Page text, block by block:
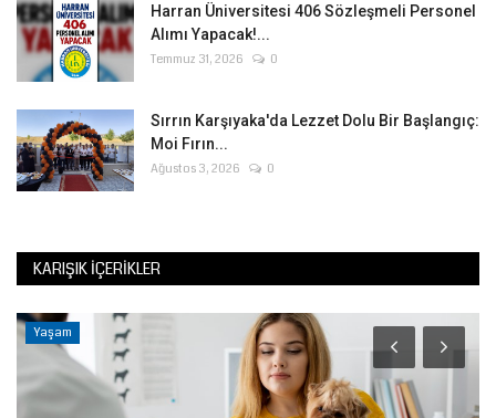
Harran Üniversitesi 406 Sözleşmeli Personel
Alımı Yapacak!...
Temmuz 31, 2026 0
Sırrın Karşıyaka'da Lezzet Dolu Bir Başlangıç:
Moi Fırın...
Ağustos 3, 2026 0
KARIŞIK İÇERIKLER
Yaşam